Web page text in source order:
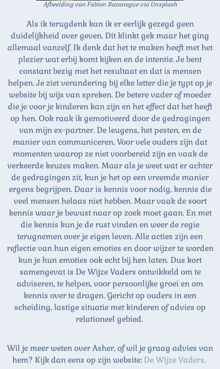
Afbeelding van Fabien Bazanegue via Unsplash
Als ik terugdenk kan ik er eerlijk gezegd geen
duidelijkheid over geven. Dit klinkt gek maar het ging
allemaal vanzelf. Ik denk dat het te maken heeft met het
plezier wat erbij komt kijken en de intentie. Je bent
constant bezig met het resultaat en dat is mensen
helpen. Je ziet verandering bij elke letter die je typt op je
website bij wijs van spreken. De betere vader of moeder
die je voor je kinderen kan zijn en het effect dat het heeft
op hen. Ook raak ik gemotiveerd door de gedragingen
van mijn ex-partner. De leugens, het pesten, en de
manier van communiceren. Voor vele ouders zijn dat
momenten waarop ze niet voorbereid zijn en vaak de
verkeerde keuzes maken. Maar als je weet wat er achter
de gedragingen zit, kun je het op een vreemde manier
ergens begrijpen. Daar is kennis voor nodig, kennis die
veel mensen helaas niet hebben. Maar vaak de soort
kennis waar je bewust naar op zoek moet gaan. En met
die kennis kun je de rust vinden en weer de regie
terugnemen over je eigen leven. Alle acties zijn een
reflectie van hun eigen emoties en door wijzer te worden
kun je hun emoties ook echt bij hen laten. Dus kort
samengevat is De Wijze Vaders ontwikkeld om te
adviseren, te helpen, voor persoonlijke groei en om
kennis over te dragen. Gericht op ouders in een
scheiding, lastige situatie met kinderen of advies op
relationeel gebied.
Wil je meer weten over Asher, of wil je graag advies van
hem? Kijk dan eens op zijn website: De Wijze Vaders.